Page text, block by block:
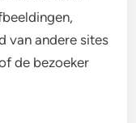
van andere sites
de bezoeker